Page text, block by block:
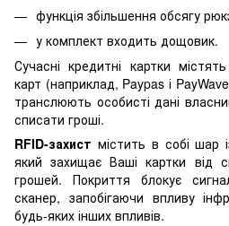
функція збільшення обсягу
у комплект входить дощовик.
Сучасні кредитні картки
карт (наприклад, Paypas і
транслюють особисті дані
списати гроші.
RFID-захист містить в собі шар
який захищає Ваші картки від
грошей. Покриття блокує
сканер, запобігаючи впливу
будь-яких інших впливів.